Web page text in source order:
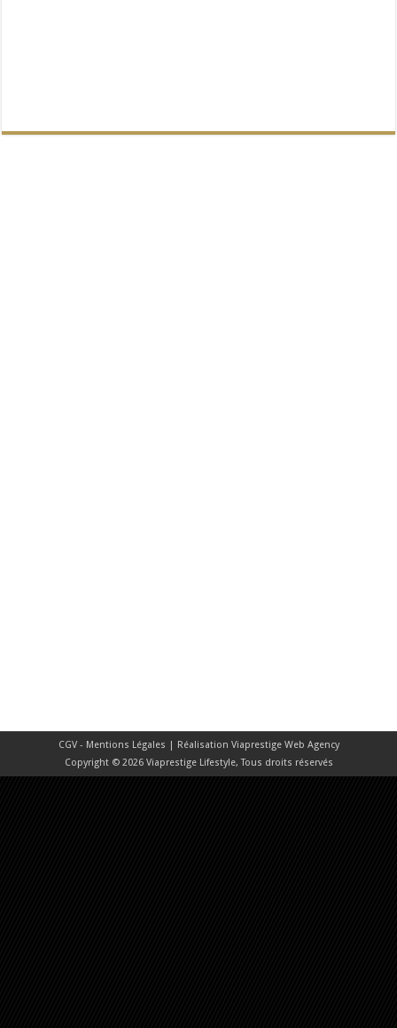
CGV - Mentions Légales | Réalisation Viaprestige Web Agency
Copyright © 2026 Viaprestige Lifestyle, Tous droits réservés